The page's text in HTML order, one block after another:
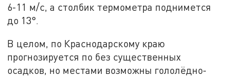
6-11 м/с, а столбик термометра поднимется
до 13°.
В целом, по Краснодарскому краю
прогнозируется по без существенных
осадков, но местами возможны гололёдно-